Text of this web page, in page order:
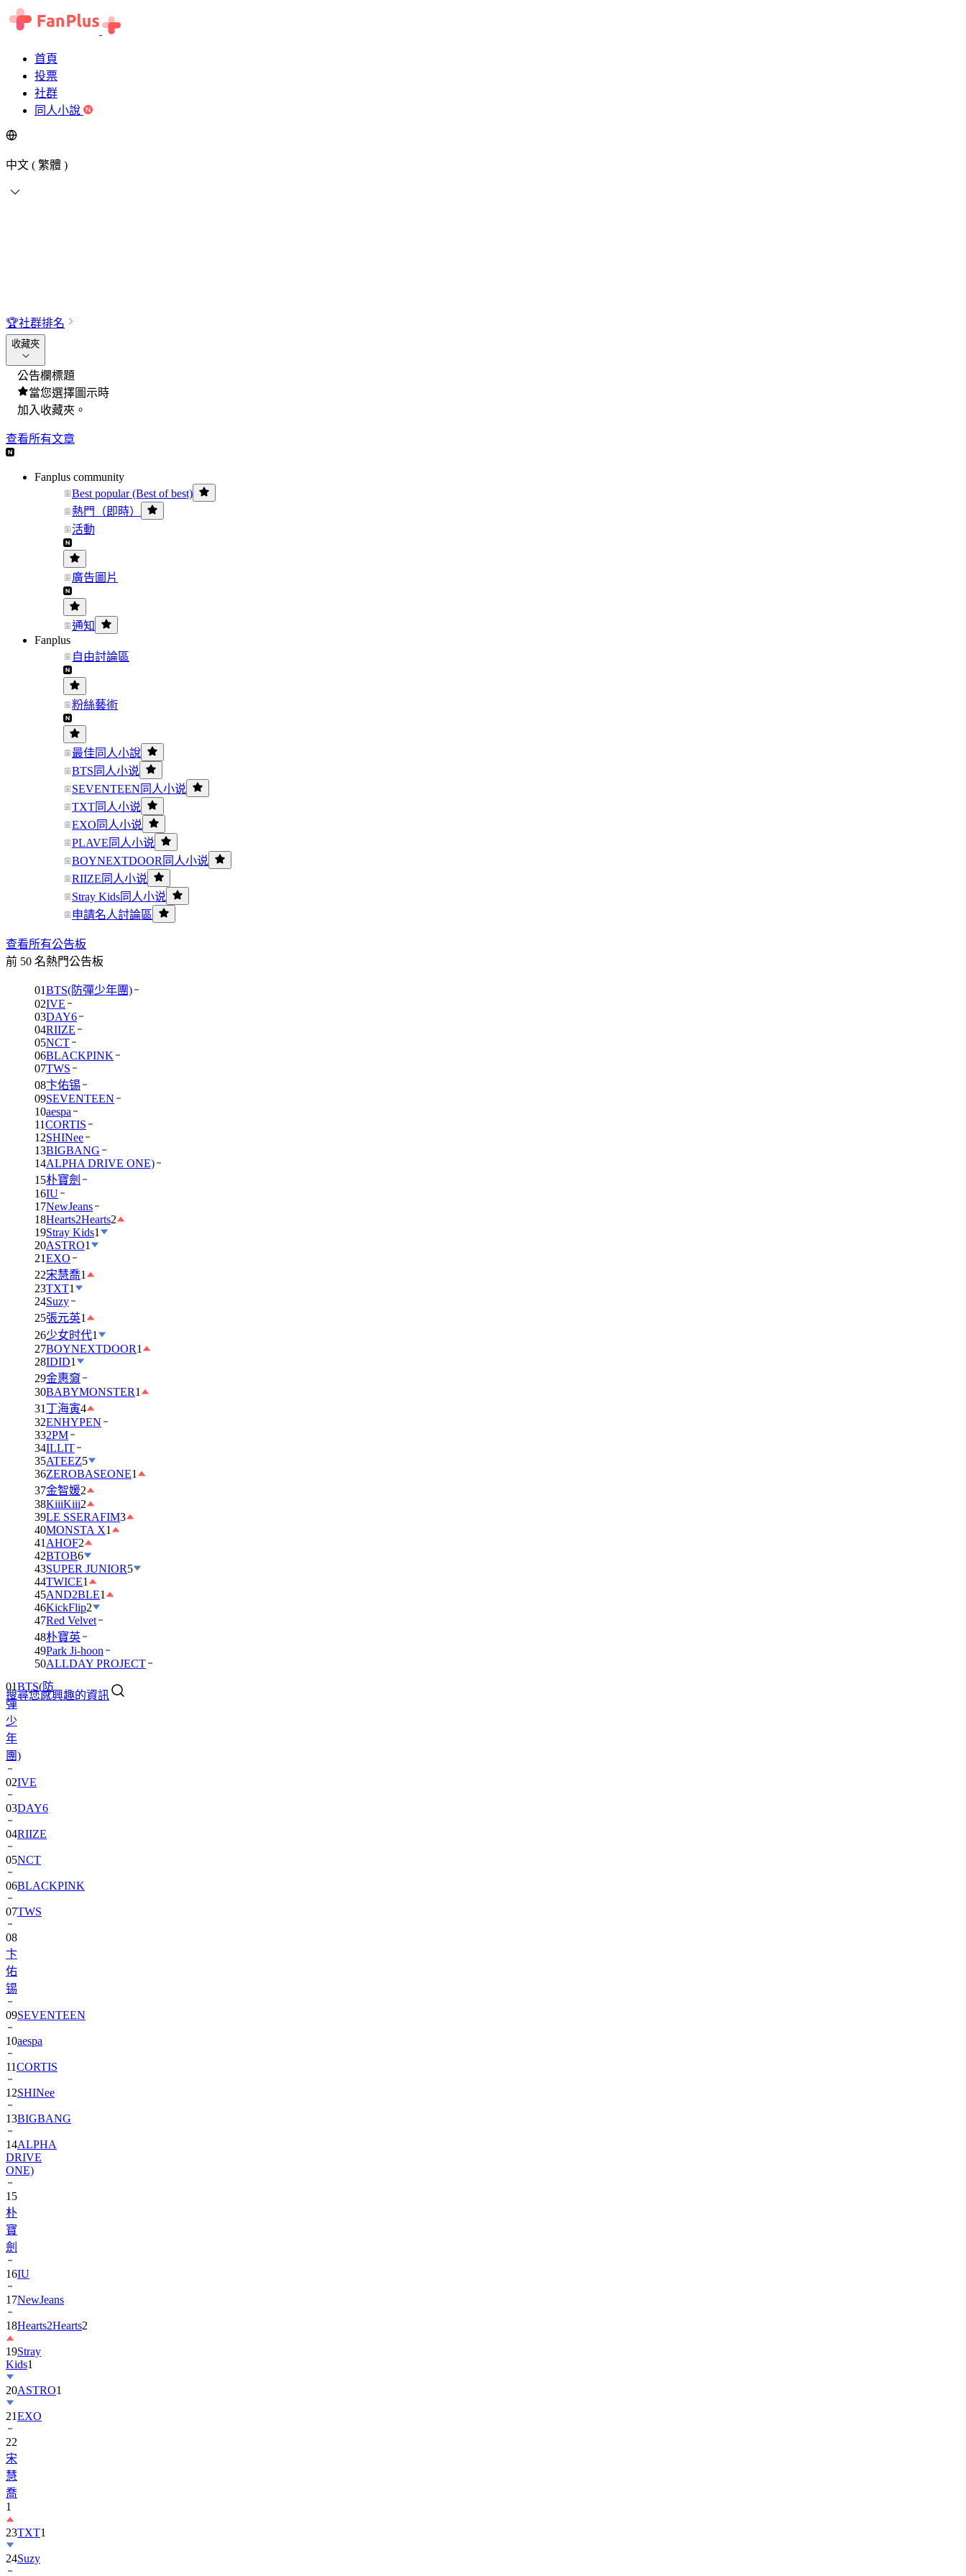
首頁
投票
社群
同人小說
中文 ( 繁體 )
🏆社群排名
收藏夾
公告欄標題
當您選擇圖示時
加入收藏夾。
查看所有文章
Fanplus community
Best popular (Best of best)
熱門（即時）
活動
廣告圖片
通知
Fanplus
自由討論區
粉絲藝術
最佳同人小說
BTS同人小说
SEVENTEEN同人小说
TXT同人小说
EXO同人小说
PLAVE同人小说
BOYNEXTDOOR同人小说
RIIZE同人小说
Stray Kids同人小说
申請名人討論區
查看所有公告板
前 50 名熱門公告板
01BTS(防彈少年團)
02IVE
03DAY6
04RIIZE
05NCT
06BLACKPINK
07TWS
08卞佑锡
09SEVENTEEN
10aespa
11CORTIS
12SHINee
13BIGBANG
14ALPHA DRIVE ONE)
15朴寶劍
16IU
17NewJeans
18Hearts2Hearts2
19Stray Kids1
20ASTRO1
21EXO
22宋慧喬1
23TXT1
24Suzy
25張元英1
26少女时代1
27BOYNEXTDOOR1
28IDID1
29金惠奫
30BABYMONSTER1
31 丁海寅4
32ENHYPEN
332PM
34ILLIT
35ATEEZ5
36ZEROBASEONE1
37金智媛2
38KiiiKiii2
39LE SSERAFIM3
40MONSTA X1
41 AHOF2
42BTOB6
43SUPER JUNIOR5
44TWICE1
45AND2BLE1
46KickFlip2
47Red Velvet
48朴寶英
49Park Ji-hoon
50ALLDAY PROJECT
搜尋您感興趣的資訊
BTS(防
少
年
團)
02IVE
03DAY6
04RIIZE
05NCT
06BLACKPINK
07TWS
08
卞
佑
锡
09
10aespa
11CORTIS
12SHINee
13BIGBANG
14ALPHA
DRIVE
ONE)
15
朴
寶
劍
16
17NewJeans
18Hearts2Hearts
19Stray
Kids
20ASTRO
21EXO
22
宋
慧
喬
1
23
24Suzy
25